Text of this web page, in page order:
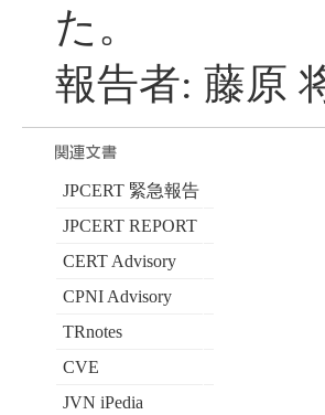
た。
報告者: 藤原
JPCERT 緊急報告
JPCERT REPORT
CERT Advisory
CPNI Advisory
TRnotes
CVE
JVN iPedia